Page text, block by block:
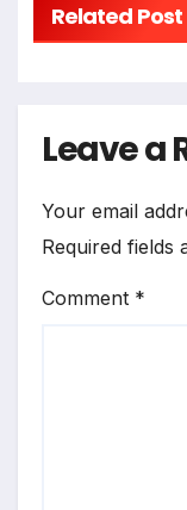
Related Post
Leave a
Your email
Required fields
Comment *